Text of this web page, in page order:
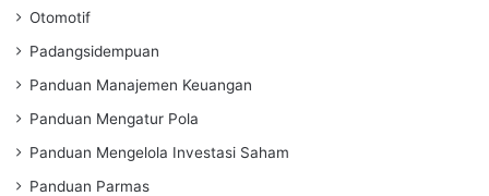
Otomotif
Padangsidempuan
Panduan Manajemen Keuangan
Panduan Mengatur Pola
Panduan Mengelola Investasi Saham
Panduan Parmas